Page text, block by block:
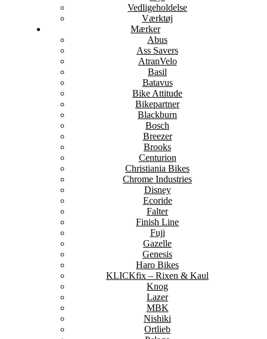
Vedligeholdelse
Værktøj
Mærker
Abus
Ass Savers
AtranVelo
Basil
Batavus
Bike Attitude
Bikepartner
Blackburn
Bosch
Breezer
Brooks
Centurion
Christiania Bikes
Chrome Industries
Disney
Ecoride
Falter
Finish Line
Fuji
Gazelle
Genesis
Haro Bikes
KLICKfix – Rixen & Kaul
Knog
Lazer
MBK
Nishiki
Ortlieb